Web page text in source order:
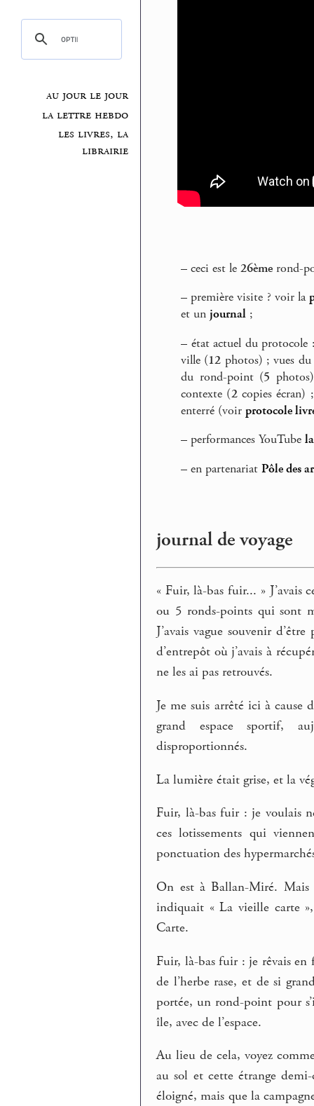
au jour le jour
la lettre hebdo
les livres, la
librairie
– ceci est le 26ème rond-
– première visite ? voir la
et un journal ;
– état actuel du protocole
ville (12 photos) ; vues
du rond-point (5
contexte (2copies écran)
enterré (voir protocole
– performances YouTube
– en partenariat Pôle des
journal de voyage
« Fuir, là-bas fuir... »
ou 5 ronds-points qui sont
J’avais vague souvenir
d’entrepôt où j’avais à
ne les ai pas retrouvés.
Je me suis arrêté ici à cause
grand espace sportif,
disproportionnés.
La lumière était grise, et la
Fuir, là-bas fuir : je voulais
ces lotissements qui
ponctuation des
On est à Ballan-Miré. Mais
indiquait « La vieille carte
Carte.
Fuir, là-bas fuir : je rêvais
de l’herbe rase, et de si
portée, un rond-point pour
île, avec de l’espace.
Au lieu de cela, voyez
au sol et cette étrange
éloigné, mais que la